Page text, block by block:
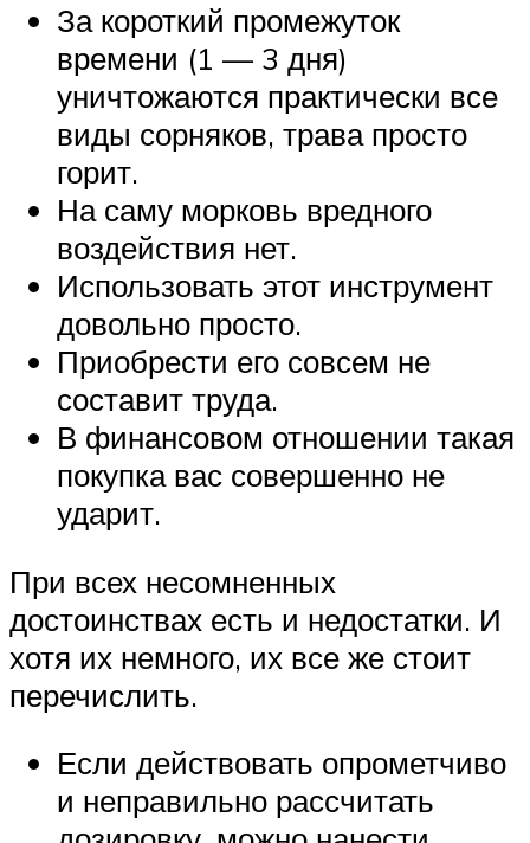
За короткий промежуток
времени (1 — 3 дня)
уничтожаются практически все
виды сорняков, трава просто
горит.
На саму морковь вредного
воздействия нет.
Использовать этот инструмент
довольно просто.
Приобрести его совсем не
составит труда.
В финансовом отношении такая
покупка вас совершенно не
ударит.
При всех несомненных
достоинствах есть и недостатки. И
хотя их немного, их все же стоит
перечислить.
Если действовать опрометчиво
и неправильно рассчитать